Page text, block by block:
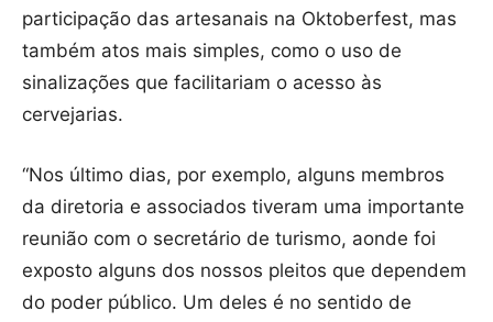
participação das artesanais na Oktoberfest, mas
também atos mais simples, como o uso de
sinalizações que facilitariam o acesso às
cervejarias.
“Nos último dias, por exemplo, alguns membros
da diretoria e associados tiveram uma importante
reunião com o secretário de turismo, aonde foi
exposto alguns dos nossos pleitos que dependem
do poder público. Um deles é no sentido de